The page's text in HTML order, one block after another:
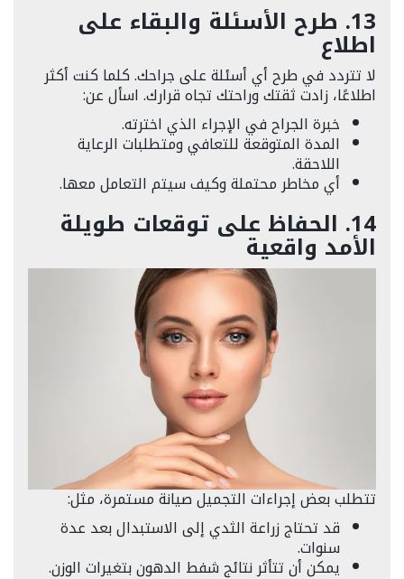
13. طرح الأسئلة والبقاء على
اطلاع
لا تتردد في طرح أي أسئلة على جراحك. كلما كنت أكثر
اطلاعًا، زادت ثقتك وراحتك تجاه قرارك. اسأل عن:
خبرة الجراح في الإجراء الذي اخترته.
المدة المتوقعة للتعافي ومتطلبات الرعاية
اللاحقة.
أي مخاطر محتملة وكيف سيتم التعامل معها.
14. الحفاظ على توقعات طويلة
الأمد واقعية
تتطلب بعض إجراءات التجميل صيانة مستمرة، مثل:
قد تحتاج زراعة الثدي إلى الاستبدال بعد عدة
سنوات.
يمكن أن تتأثر نتائج شفط الدهون بتغيرات الوزن.